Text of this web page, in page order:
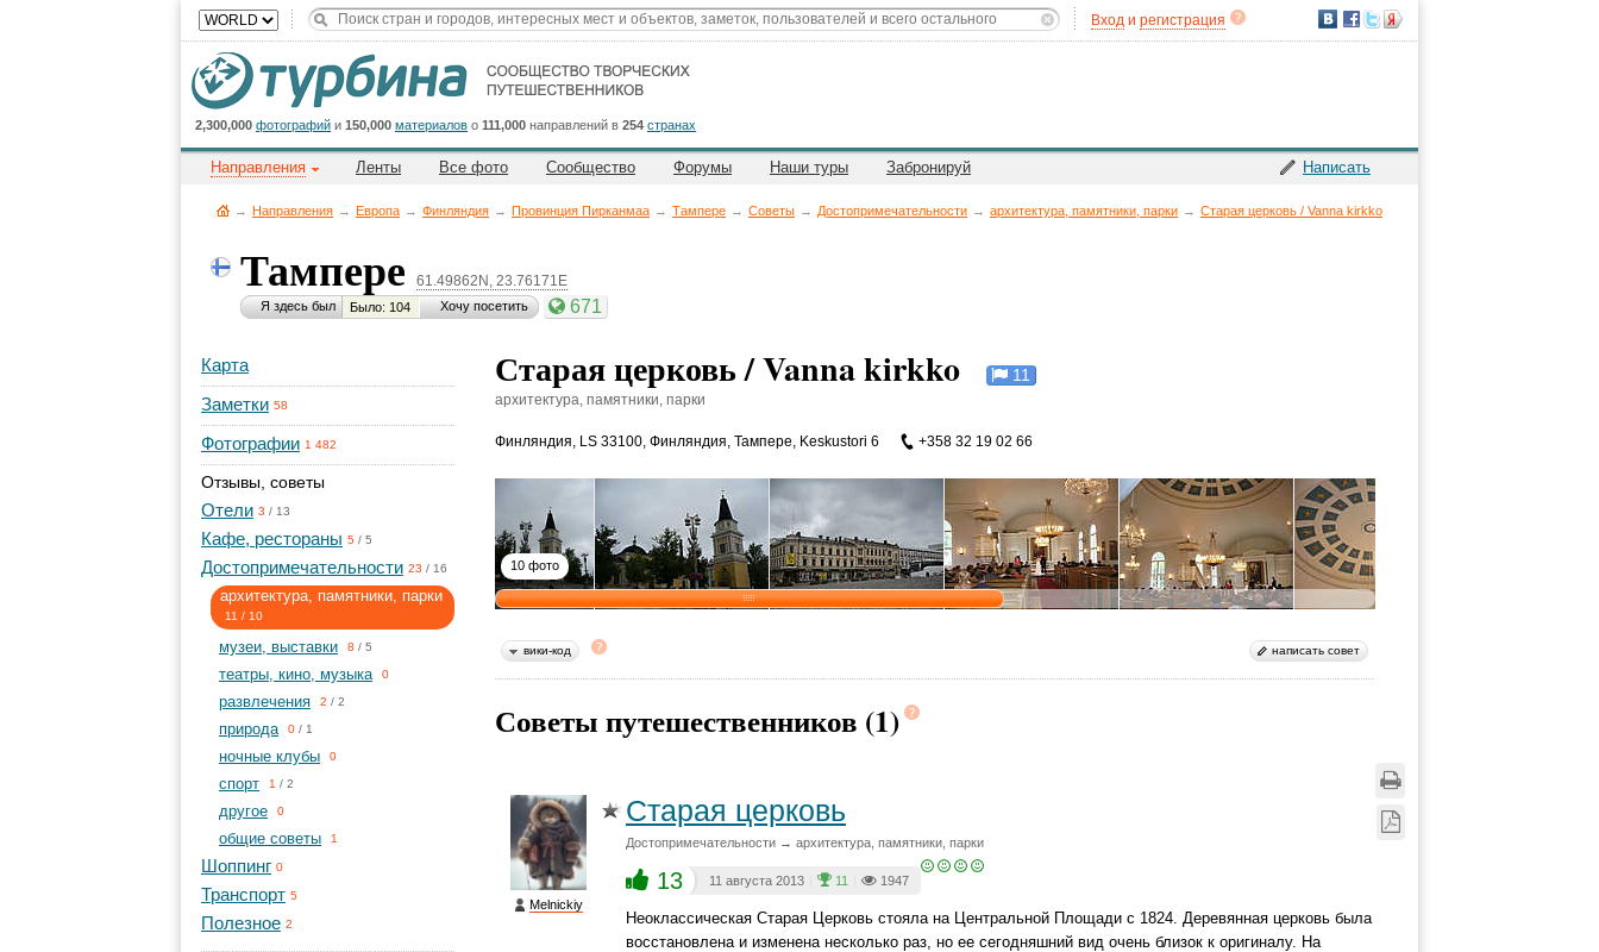
Вход и регистрация
2,300,000 фотографий и 150,000 материалов о 111,000 направлений в 254 странах
Написать
Направления Ленты Все фото Сообщество Форумы Наши туры Забронируй
→ Направления → Европа → Финляндия → Провинция Пирканмаа → Тампере → Советы → Достопримечательности → архитектура, памятники, парки → Старая церковь / Vanna kirkko
Тампере 61.49862N, 23.76171E
Я здесь был Было: 104 Хочу посетить 671
Карта
Заметки 58
Фотографии 1 482
Отзывы, советы
Отели 3 / 13
Кафе, рестораны 5 / 5
Достопримечательности 23 / 16
архитектура, памятники, парки
11 / 10
музеи, выставки 8 / 5
театры, кино, музыка 0
развлечения 2 / 2
природа 0 / 1
ночные клубы 0
спорт 1 / 2
другое 0
общие советы 1
Шоппинг 0
Транспорт 5
Полезное 2
Старая церковь / Vanna kirkko 11
архитектура, памятники, парки
Финляндия, LS 33100, Финляндия, Тампере, Keskustori 6 +358 32 19 02 66
10 фото
вики-код написать совет
Советы путешественников (1)
Melnickiy
Старая церковь
Достопримечательности → архитектура, памятники, парки
13 11 августа 2013 11 1947
Неоклассическая Старая Церковь стояла на Центральной Площади с 1824. Деревянная церковь была
восстановлена и изменена несколько раз, но ее сегодняшний вид очень близок к оригиналу. На